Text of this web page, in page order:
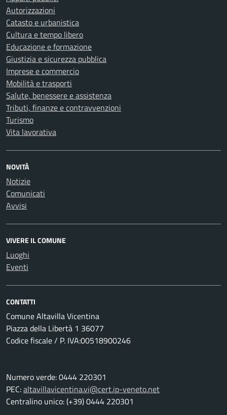
Autorizzazioni
Catasto e urbanistica
Cultura e tempo libero
Educazione e formazione
Giustizia e sicurezza pubblica
Imprese e commercio
Mobilità e trasporti
Salute, benessere e assistenza
Tributi, finanze e contravvenzioni
Turismo
Vita lavorativa
NOVITÀ
Notizie
Comunicati
Avvisi
VIVERE IL COMUNE
Luoghi
Eventi
CONTATTI
Comune Altavilla Vicentina
Piazza della Libertà 1 36077
Codice fiscale / P. IVA:00518900246
Numero verde: 0444 220301
PEC:altavillavicentina.vi@cert.ip-veneto.net
Centralino unico: (+39) 0444 220301